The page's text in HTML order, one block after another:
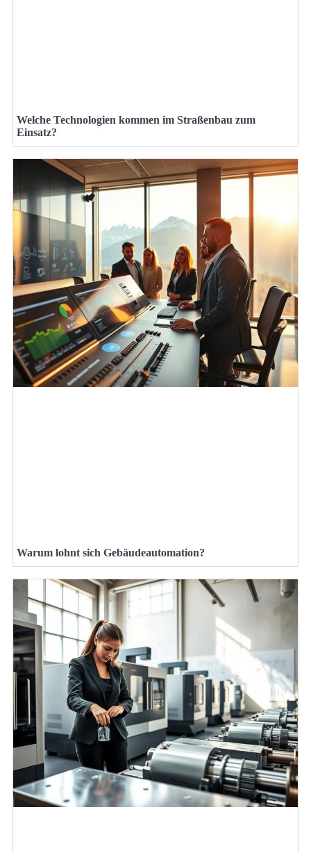
Welche Technologien kommen im Straßenbau zum
Einsatz?
Warum lohnt sich Gebäudeautomation?